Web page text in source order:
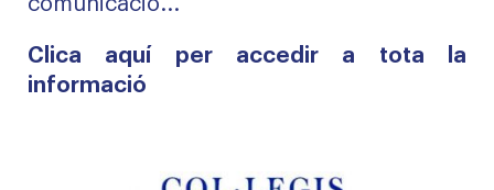
comunicació...
Clica aquí per accedir a tota la
informació